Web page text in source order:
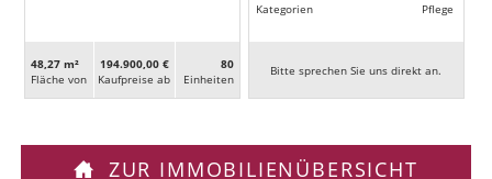
48,27 m²
Fläche von
194.900,00 €
Kaufpreise ab
80
Ein­heiten
Kategorien
Pflege
Bitte sprechen Sie uns direkt an.
ZUR IMMOBILIENÜBERSICHT